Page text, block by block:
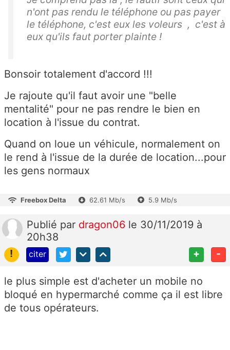
n'ont pas rendu le téléphone ou pas payer
le téléphone, c'est eux les voleurs , c'est à
eux qu'ils faut porter plainte !
Bonsoir totalement d'accord !!!
Je rajoute qu'il faut avoir une "belle
mentalité" pour ne pas rendre le bien en
location à l'issue du contrat.
Quand on loue un véhicule, normalement on
le rend à l'issue de la durée de location...pour
les gens normaux
Freebox Delta 62.61 Mb/s 5.9 Mb/s
Publié par dragon06 le 30/11/2019 à
20h38
!
citer + -
le plus simple est d'acheter un mobile no
bloqué en hypermarché comme ça il est libre
de tous opérateurs.